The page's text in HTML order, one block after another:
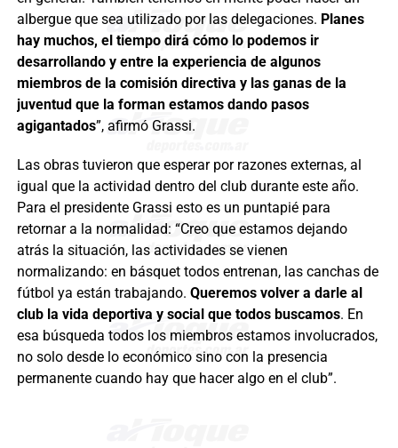
albergue que sea utilizado por las delegaciones. Planes
hay muchos, el tiempo dirá cómo lo podemos ir
desarrollando y entre la experiencia de algunos
miembros de la comisión directiva y las ganas de la
juventud que la forman estamos dando pasos
agigantados”, afirmó Grassi.
Las obras tuvieron que esperar por razones externas, al
igual que la actividad dentro del club durante este año.
Para el presidente Grassi esto es un puntapié para
retornar a la normalidad: “Creo que estamos dejando
atrás la situación, las actividades se vienen
normalizando: en básquet todos entrenan, las canchas de
fútbol ya están trabajando. Queremos volver a darle al
club la vida deportiva y social que todos buscamos. En
esa búsqueda todos los miembros estamos involucrados,
no solo desde lo económico sino con la presencia
permanente cuando hay que hacer algo en el club”.